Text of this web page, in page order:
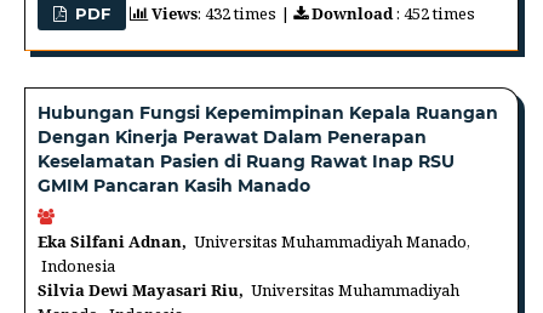
PDF Views: 432 times | Download: 452 times
Hubungan Fungsi Kepemimpinan Kepala Ruangan
Dengan Kinerja Perawat Dalam Penerapan
Keselamatan Pasien di Ruang Rawat Inap RSU
GMIM Pancaran Kasih Manado
Eka Silfani Adnan, Universitas Muhammadiyah Manado,
Indonesia
Silvia Dewi Mayasari Riu, Universitas Muhammadiyah